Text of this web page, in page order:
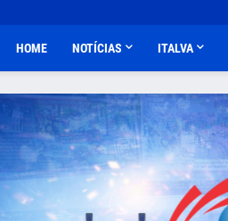
HOME NOTÍCIAS ITALVA